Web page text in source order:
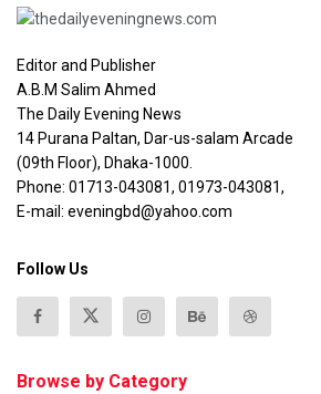
Editor and Publisher
A.B.M Salim Ahmed
The Daily Evening News
14 Purana Paltan, Dar-us-salam Arcade
(09th Floor), Dhaka-1000.
Phone: 01713-043081, 01973-043081,
E-mail: eveningbd@yahoo.com
Follow Us
Browse by Category